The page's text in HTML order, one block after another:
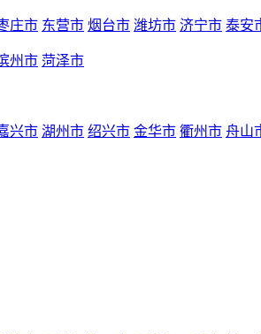
庄市 东营市 烟台市 潍坊市 济宁市 泰安
州市 菏泽市
兴市 湖州市 绍兴市 金华市 衢州市 舟山